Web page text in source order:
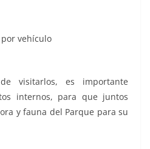
vehículo
visitarlos, es importante
internos, para que juntos
y fauna del Parque para su